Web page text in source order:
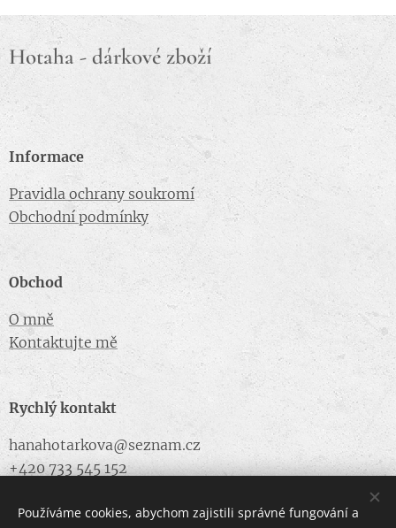
Hotaha - dárkové zboží
Informace
Pravidla ochrany soukromí
Obchodní podmínky
Obchod
O mně
Kontaktujte mě
Rychlý kontakt
hanahotarkova@seznam.cz
+420 733 545 152
Používáme cookies, abychom zajistili správné fungování a